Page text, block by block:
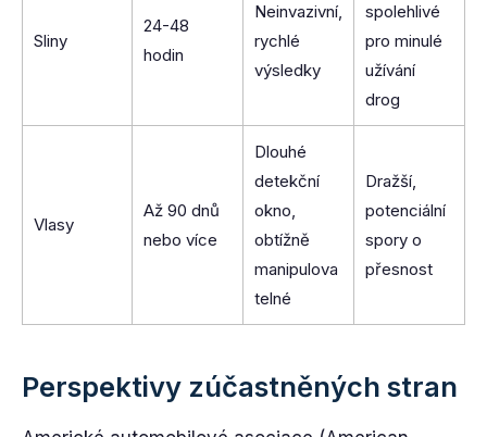
Sliny
24-48
hodin
Neinvazivní,
rychlé
výsledky
spolehlivé
pro minulé
užívání
drog
Vlasy
Až 90 dnů
nebo více
Dlouhé
detekční
okno,
obtížně
manipulova
telné
Dražší,
potenciální
spory o
přesnost
Perspektivy zúčastněných stran